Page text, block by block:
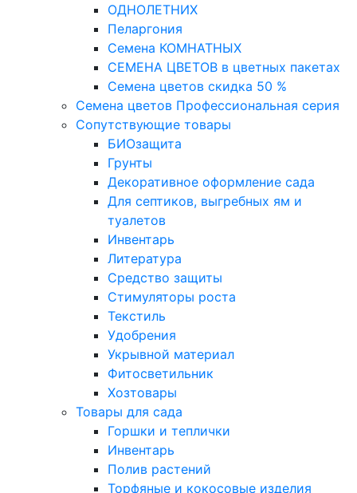
ОДНОЛЕТНИХ
Пеларгония
Семена КОМНАТНЫХ
СЕМЕНА ЦВЕТОВ в цветных пакетах
Семена цветов скидка 50 %
Семена цветов Профессиональная серия
Сопутствующие товары
БИОзащита
Грунты
Декоративное оформление сада
Для септиков, выгребных ям и
туалетов
Инвентарь
Литература
Средство защиты
Стимуляторы роста
Текстиль
Удобрения
Укрывной материал
Фитосветильник
Хозтовары
Товары для сада
Горшки и теплички
Инвентарь
Полив растений
Торфяные и кокосовые изделия